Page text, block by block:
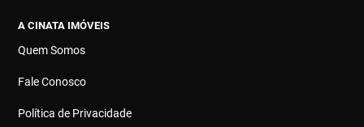
A CINATA IMÓVEIS
Quem Somos
Fale Conosco
Política de Privacidade